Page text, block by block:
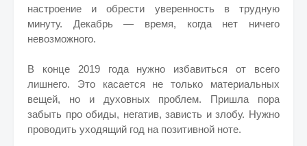
настроение и обрести уверенность в трудную
минуту. Декабрь — время, когда нет ничего
невозможного.
В конце 2019 года нужно избавиться от всего
лишнего. Это касается не только материальных
вещей, но и духовных проблем. Пришла пора
забыть про обиды, негатив, зависть и злобу. Нужно
проводить уходящий год на позитивной ноте.